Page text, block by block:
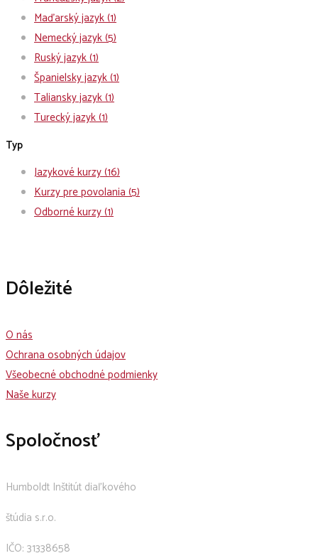
Maďarský jazyk(1)
Nemecký jazyk(5)
Ruský jazyk(1)
Španielsky jazyk(1)
Taliansky jazyk(1)
Turecký jazyk(1)
Typ
Jazykové kurzy(16)
Kurzy pre povolania(5)
Odborné kurzy(1)
Dôležité
O nás
Ochrana osobných údajov
Všeobecné obchodné podmienky
Naše kurzy
Spoločnosť
Humboldt Inštitút diaľkového
štúdia s.r.o.
IČO: 31338658